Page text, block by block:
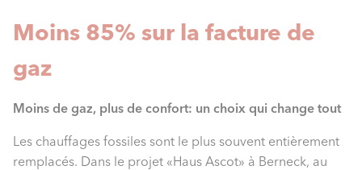
Moins 85% sur la facture de
gaz
Moins de gaz, plus de confort: un choix qui change tout
Les chauffages fossiles sont le plus souvent entièrement
remplacés. Dans le projet «Haus Ascot» à Berneck, au